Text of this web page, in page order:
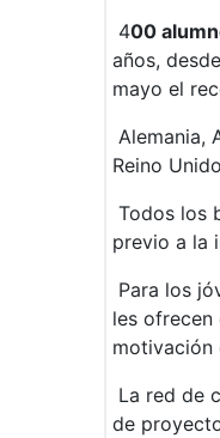
400
años,
mayo el
Alemania,
Reino
Todos los
previo a la
Para los
les ofrecen
motivación
La red de
de